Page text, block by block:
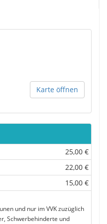
Karte öffnen
25,00 €
22,00 €
15,00 €
und nur im VVK zuzüglich
Schwerbehinderte und